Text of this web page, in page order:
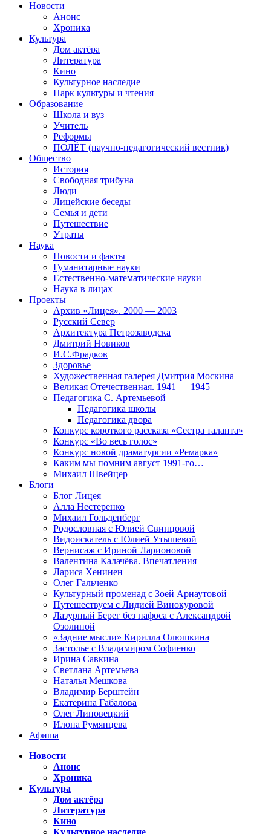
Новости
Анонс
Хроника
Культура
Дом актёра
Литература
Кино
Культурное наследие
Парк культуры и чтения
Образование
Школа и вуз
Учитель
Реформы
ПОЛЁТ (научно-педагогический вестник)
Общество
История
Свободная трибуна
Люди
Лицейские беседы
Семья и дети
Путешествие
Утраты
Наука
Новости и факты
Гуманитарные науки
Естественно-математические науки
Наука в лицах
Проекты
Архив «Лицея». 2000 — 2003
Русский Север
Архитектура Петрозаводска
Дмитрий Новиков
И.С.Фрадков
Здоровье
Художественная галерея Дмитрия Москина
Великая Отечественная. 1941 — 1945
Педагогика С. Артемьевой
Педагогика школы
Педагогика двора
Конкурс короткого рассказа «Сестра таланта»
Конкурс «Во весь голос»
Конкурс новой драматургии «Ремарка»
Каким мы помним август 1991-го…
Михаил Швейцер
Блоги
Блог Лицея
Алла Нестеренко
Михаил Гольденберг
Родословная с Юлией Свинцовой
Видоискатель с Юлией Утышевой
Вернисаж с Ириной Ларионовой
Валентина Калачёва. Впечатления
Лариса Хенинен
Олег Гальченко
Культурный променад с Зоей Арнаутовой
Путешествуем с Лидией Винокуровой
Лазурный Берег без пафоса с Александрой
Озолиной
«Задние мысли» Кирилла Олюшкина
Застолье с Владимиром Софиенко
Ирина Савкина
Светлана Артемьева
Наталья Мешкова
Владимир Берштейн
Екатерина Габалова
Олег Липовецкий
Илона Румянцева
Афиша
Новости
Анонс
Хроника
Культура
Дом актёра
Литература
Кино